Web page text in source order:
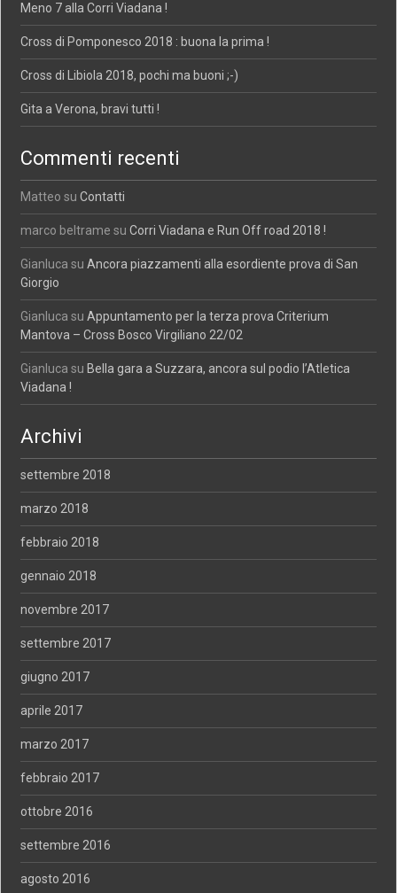
Meno 7 alla Corri Viadana !
Cross di Pomponesco 2018 : buona la prima !
Cross di Libiola 2018, pochi ma buoni ;-)
Gita a Verona, bravi tutti !
Commenti recenti
Matteo suContatti
marco beltrame suCorri Viadana e Run Off road 2018 !
Gianluca suAncora piazzamenti alla esordiente prova di San
Giorgio
Gianluca suAppuntamento per la terza prova Criterium
Mantova – Cross Bosco Virgiliano 22/02
Gianluca su Bella gara a Suzzara, ancora sul podio l’Atletica
Viadana !
Archivi
settembre 2018
marzo 2018
febbraio 2018
gennaio 2018
novembre 2017
settembre 2017
giugno 2017
aprile 2017
marzo 2017
febbraio 2017
ottobre 2016
settembre 2016
agosto 2016